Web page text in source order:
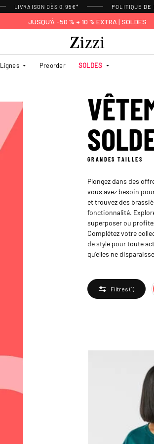
LIVRAISON DÈS 0,95€* POLITIQUE DE
JUSQU’À -50 % + 10 % EXTRA | SOLDES
Lignes Preorder SOLDES
GRANDES TAILLES
Plongez dans des
vous avez besoin
et trouvez des
fonctionnalité.
superposer ou
Complétez votre
de style pour toute
qu'elles ne
Filtres (1)